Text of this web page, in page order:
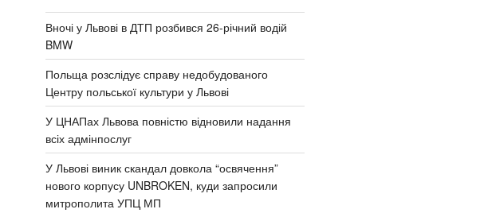
Вночі у Львові в ДТП розбився 26-річний водій
BMW
Польща розслідує справу недобудованого
Центру польської культури у Львові
У ЦНАПах Львова повністю відновили надання
всіх адмінпослуг
У Львові виник скандал довкола “освячення”
нового корпусу UNBROKEN, куди запросили
митрополита УПЦ МП